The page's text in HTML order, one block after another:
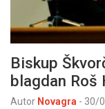
Biskup
blagdan Roš
Autor Novagra - 30/